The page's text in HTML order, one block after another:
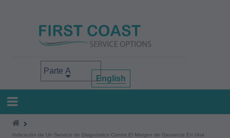
Select your area of interest
English
Indicación de Un Servicio de Diagnóstico Contra El Margen de Ganancia En Una